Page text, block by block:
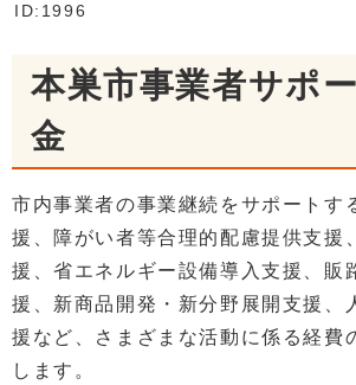
ID:1996
本巣市事業者サポ
金
市内事業者の事業継続をサポートす
援、障がい者等合理的配慮提供支援
援、省エネルギー設備導入支援、販
援、新商品開発・新分野展開支援、
援など、さまざまな活動に係る経費
します。